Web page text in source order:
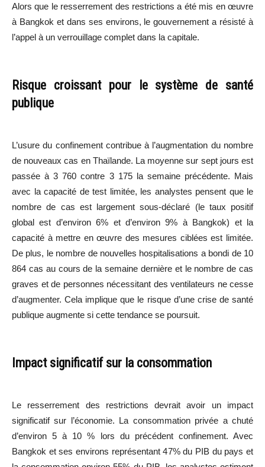
Alors que le resserrement des restrictions a été mis en œuvre
à Bangkok et dans ses environs, le gouvernement a résisté à
l’appel à un verrouillage complet dans la capitale.
Risque croissant pour le système de santé
publique
L’usure du confinement contribue à l’augmentation du nombre
de nouveaux cas en Thaïlande. La moyenne sur sept jours est
passée à 3 760 contre 3 175 la semaine précédente. Mais
avec la capacité de test limitée, les analystes pensent que le
nombre de cas est largement sous-déclaré (le taux positif
global est d’environ 6% et d’environ 9% à Bangkok) et la
capacité à mettre en œuvre des mesures ciblées est limitée.
De plus, le nombre de nouvelles hospitalisations a bondi de 10
864 cas au cours de la semaine dernière et le nombre de cas
graves et de personnes nécessitant des ventilateurs ne cesse
d’augmenter. Cela implique que le risque d’une crise de santé
publique augmente si cette tendance se poursuit.
Impact significatif sur la consommation
Le resserrement des restrictions devrait avoir un impact
significatif sur l’économie. La consommation privée a chuté
d’environ 5 à 10 % lors du précédent confinement. Avec
Bangkok et ses environs représentant 47% du PIB du pays et